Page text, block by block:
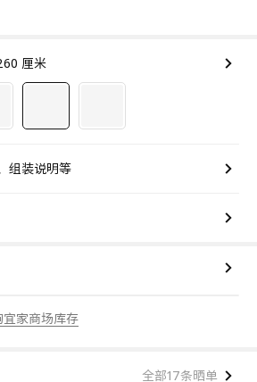
厘米
组装说明等
宜家商场库存
全部17条晒单